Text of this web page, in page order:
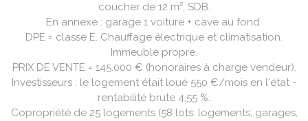
coucher de 12 m², SDB.
En annexe : garage 1 voiture + cave au fond.
DPE = classe E. Chauffage électrique et climatisation.
Immeuble propre.
PRIX DE VENTE = 145.000 € (honoraires à charge vendeur).
Investisseurs : le logement était loué 550 €/mois en l'état -
rentabilité brute 4,55 %.
Copropriété de 25 logements (58 lots: logements, garages,